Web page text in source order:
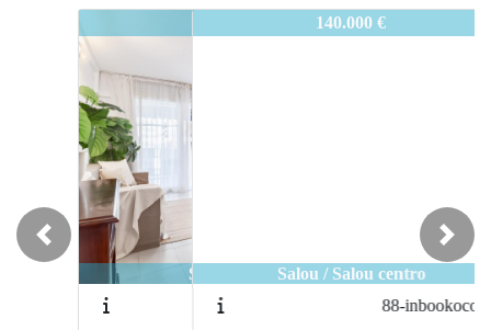
Salou / Salou centro
88-inbookocolon
Previous Next